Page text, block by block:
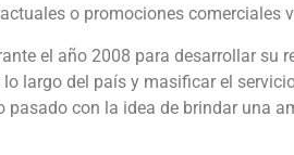
o promociones comerciales
el año 2008 para desarrollar su
largo del país y masificar el
con la idea de brindar una